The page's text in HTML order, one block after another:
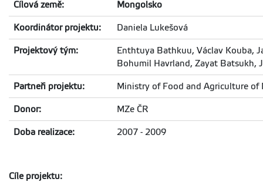
Cílová země: Mongolsko
Koordinátor projektu: Daniela Lukešová
Projektový tým:
Enthtuya Bathkuu, Václav Kouba,
Bohumil Havrland, Zayat Batsukh,
Partneři projektu: Ministry of Food and Agriculture of
Donor: MZe ČR
Doba realizace: 2007 - 2009
Cíle projektu: